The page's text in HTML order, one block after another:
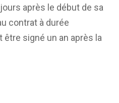
après le début de sa
contrat à durée
être signé un an après la